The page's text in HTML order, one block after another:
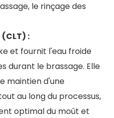
le rinçage des
:
et fournit l'eau froide
durant le brassage. Elle
maintien d'une
au long du processus,
optimal du moût et